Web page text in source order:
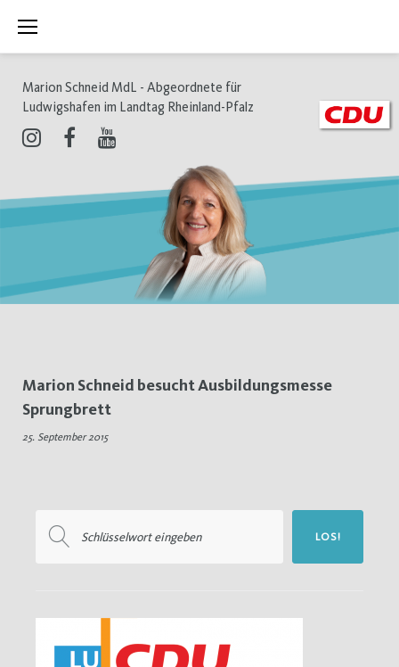
Inhalt
Marion Schneid MdL - Abgeordnete für
Ludwigshafen im Landtag Rheinland-Pfalz
Schlagwort:
Ausbildungsmesse
Marion Schneid besucht Ausbildungsmesse
Sprungbrett
25. September 2015
nach:
LOS!